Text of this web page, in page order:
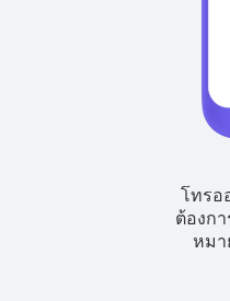
โทรอ
ต้องกา
หมา